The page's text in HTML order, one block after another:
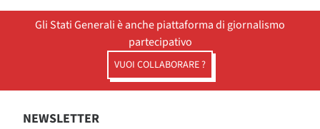
Gli Stati Generali è anche piattaforma di giornalismo
partecipativo
VUOI COLLABORARE ?
NEWSLETTER